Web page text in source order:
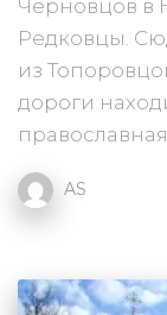
Черновцов в
Редковцы.
из
дороги
AS